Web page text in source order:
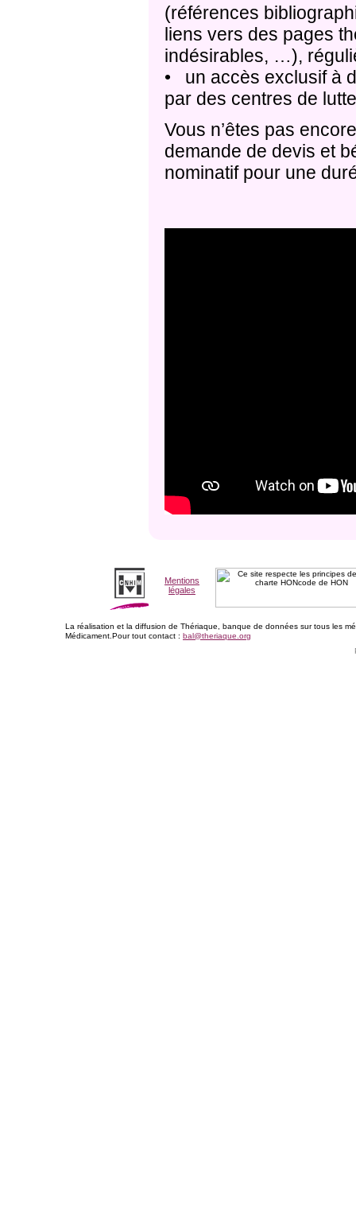
(références
liens vers des pages
indésirables, …),
• un accès exclusif à
par des centres de
Vous n’êtes pas
demande de devis et
nominatif pour une
Mentions
légales
La réalisation et la diffusion de Thériaque, banque de données sur tous les
Médicament.Pour tout contact : bal@theriaque.org